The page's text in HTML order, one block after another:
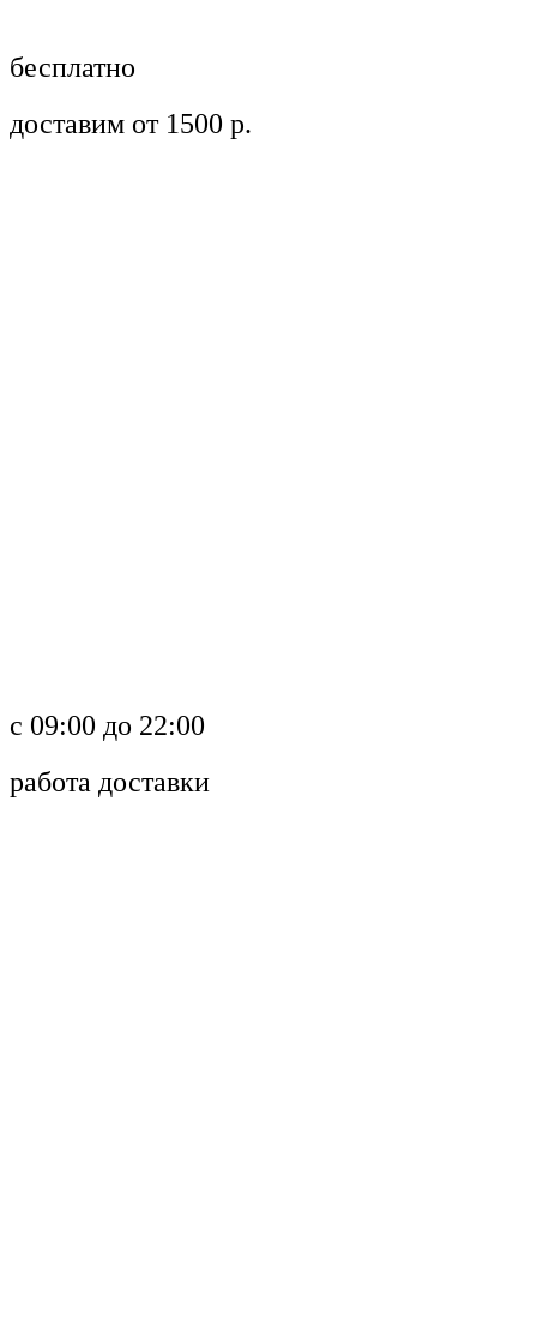
бесплатно
доставим от 1500 р.
c 09:00 до 22:00
работа доставки